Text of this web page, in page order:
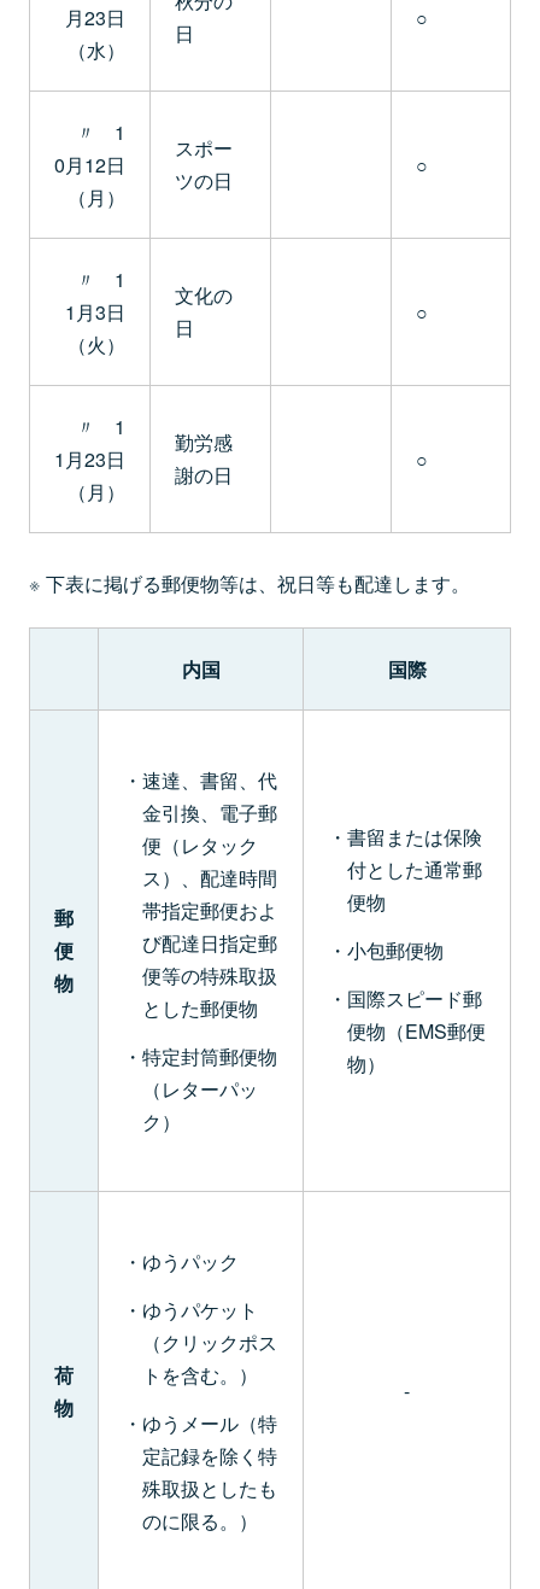
月23日
（水）
日
○
〃 1
0月12日
（月）
スポー
ツの日
○
〃 1
1月3日
（火）
文化の
日
○
〃 1
1月23日
（月）
勤労感
謝の日
○
下表に掲げる郵便物等は、祝日等も配達します。
内国 国際
郵
便
物
速達、書留、代
金引換、電子郵
便（レタック
ス）、配達時間
帯指定郵便およ
び配達日指定郵
便等の特殊取扱
とした郵便物
特定封筒郵便物
（レターパッ
ク）
書留または保険
付とした通常郵
便物
小包郵便物
国際スピード郵
便物（EMS郵便
物）
荷
物
ゆうパック
ゆうパケット
（クリックポス
トを含む。）
ゆうメール（特
定記録を除く特
殊取扱としたも
のに限る。）
-